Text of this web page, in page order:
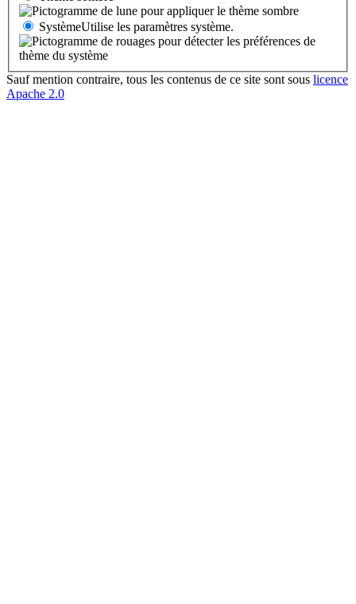
SystèmeUtilise les paramètres système.
Sauf mention contraire, tous les contenus de ce site sont sous licence
Apache 2.0